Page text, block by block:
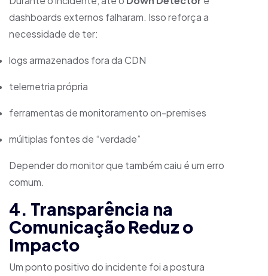
dashboards externos falharam. Isso reforça a
necessidade de ter:
logs armazenados fora da CDN
telemetria própria
ferramentas de monitoramento on-premises
múltiplas fontes de “verdade”
Depender do monitor que também caiu é um erro
comum.
4. Transparência na
Comunicação Reduz o
Impacto
Um ponto positivo do incidente foi a postura